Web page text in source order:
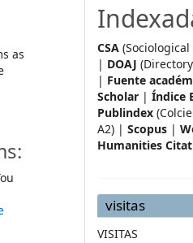
as
CSA
| DOAJ
| Fuente
Scholar| Índice
Publindex
A2) | Scopus |
Humanities
visitas
VISITAS